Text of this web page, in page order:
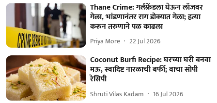
Thane Crime: गर्लफ्रेंडला घेऊन लॉजवर
गेला, भांडणानंतर राग डोक्यात गेला; हत्या
करून तरुणाने पळ काढला
Priya More 22 Jul 2026
Coconut Burfi Recipe: घरच्या घरी बनवा
मऊ, स्वादिष्ट नारळाची बर्फी; वाचा सोपी
रेसिपी
Shruti Vilas Kadam 16 Jul 2026